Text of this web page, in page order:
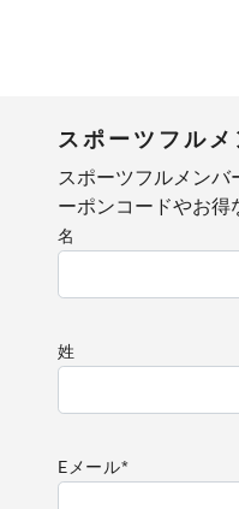
スポーツフルメ
スポーツフルメンバ
ーポンコードやお得
名
姓
Eメール*